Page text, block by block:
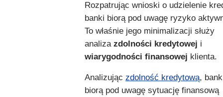
Rozpatrując wnioski o udzielenie
banki biorą pod uwagę ryzyko
To właśnie jego minimalizacji służy
analiza zdolności kredytowej i
wiarygodności finansowej klienta.
Analizując zdolność kredytową,
biorą pod uwagę sytuację finansową